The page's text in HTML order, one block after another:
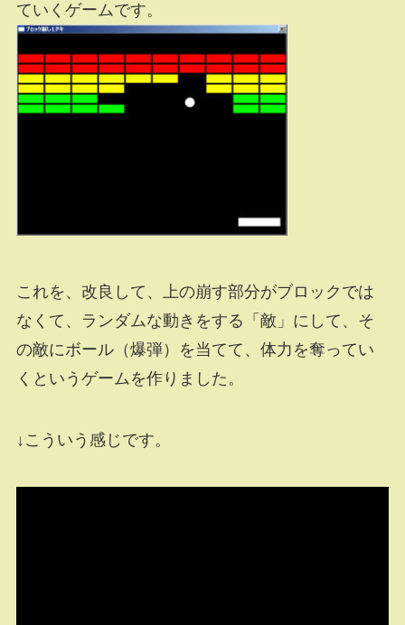
ていくゲームです。
これを、改良して、上の崩す部分がブロックでは
なくて、ランダムな動きをする「敵」にして、そ
の敵にボール（爆弾）を当てて、体力を奪ってい
くというゲームを作りました。
↓こういう感じです。